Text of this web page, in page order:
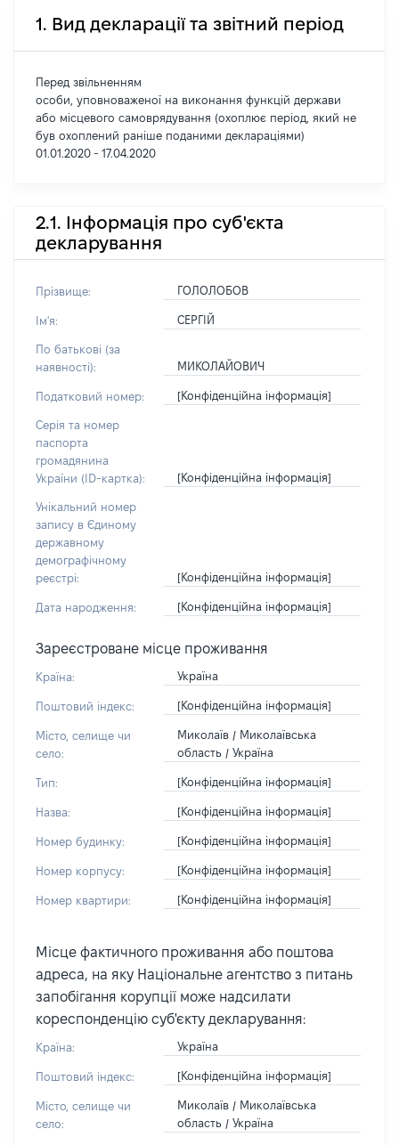
1. Вид декларації та звітний період
Перед звільненням
особи, уповноваженої на виконання функцій держави
або місцевого самоврядування (охоплює період, який не
був охоплений раніше поданими деклараціями)
01.01.2020 - 17.04.2020
2.1. Інформація про суб'єкта
декларування
Прізвище: ГОЛОЛОБОВ
Ім'я: СЕРГІЙ
По батькові (за
наявності):
МИКОЛАЙОВИЧ
Податковий номер: [Конфіденційна інформація]
Серія та номер
паспорта
громадянина
України (ID-картка):
[Конфіденційна інформація]
Унікальний номер
запису в Єдиному
державному
демографічному
реєстрі:
[Конфіденційна інформація]
Дата народження: [Конфіденційна інформація]
Зареєстроване місце проживання
Країна: Україна
Поштовий індекс: [Конфіденційна інформація]
Місто, селище чи
село:
Миколаїв / Миколаївська
область / Україна
Тип: [Конфіденційна інформація]
Назва: [Конфіденційна інформація]
Номер будинку: [Конфіденційна інформація]
Номер корпусу: [Конфіденційна інформація]
Номер квартири: [Конфіденційна інформація]
Місце фактичного проживання або поштова
адреса, на яку Національне агентство з питань
запобігання корупції може надсилати
кореспонденцію суб'єкту декларування:
Країна: Україна
Поштовий індекс: [Конфіденційна інформація]
Місто, селище чи
село:
Миколаїв / Миколаївська
область / Україна